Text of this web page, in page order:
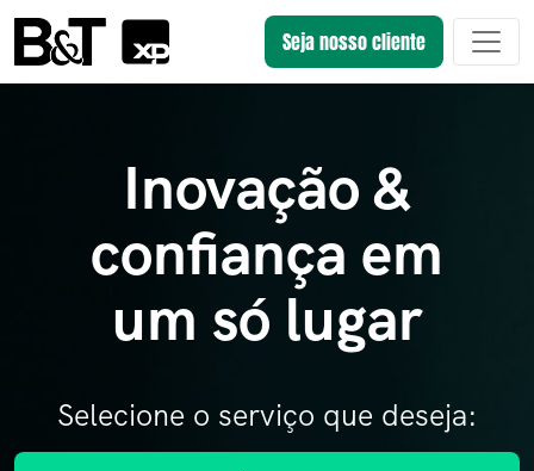
Seja nosso cliente
Inovação &
confiança em
um só lugar
Selecione o serviço que deseja: